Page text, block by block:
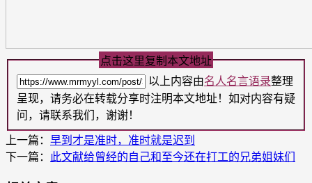
点击这里复制本文地址
以上内容由名人名言语录整理
呈现，请务必在转载分享时注明本文地址！如对内容有疑
问，请联系我们，谢谢！
上一篇： 早到才是准时，准时就是迟到
下一篇：
此文献给曾经的自己和至今还在打工的兄弟姐妹们